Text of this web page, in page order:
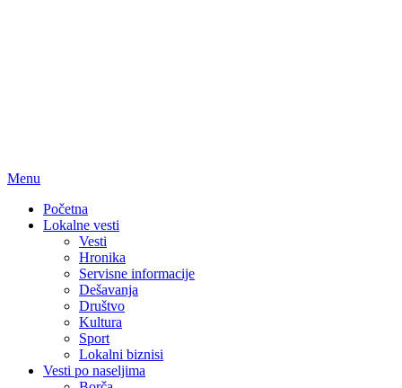
Menu
Početna
Lokalne vesti
Vesti
Hronika
Servisne informacije
Dešavanja
Društvo
Kultura
Sport
Lokalni biznisi
Vesti po naseljima